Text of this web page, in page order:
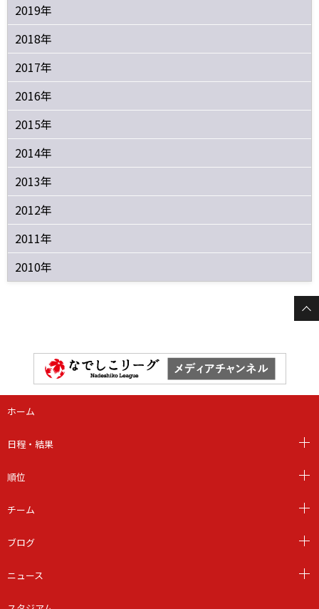
2019年
2018年
2017年
2016年
2015年
2014年
2013年
2012年
2011年
2010年
ホーム
日程・結果
順位
チーム
ブログ
ニュース